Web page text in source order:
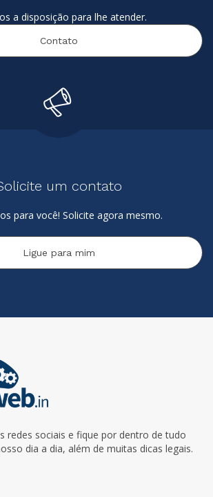
a disposição para lhe atender.
Contato
um contato
para você! Solicite agora mesmo.
Ligue para mim
redes sociais e fique por dentro de tudo
dia a dia, além de muitas dicas legais.